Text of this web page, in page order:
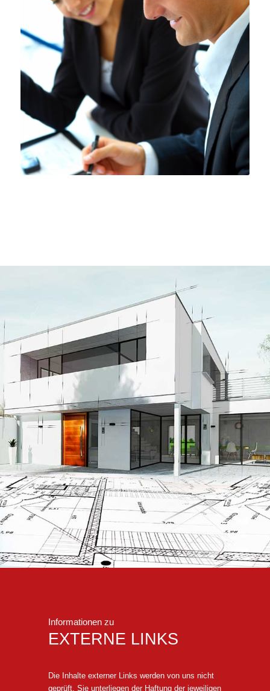
Informationen zu
EXTERNE LINKS
Die Inhalte externer Links werden von uns nicht
geprüft. Sie unterliegen der Haftung der jeweiligen